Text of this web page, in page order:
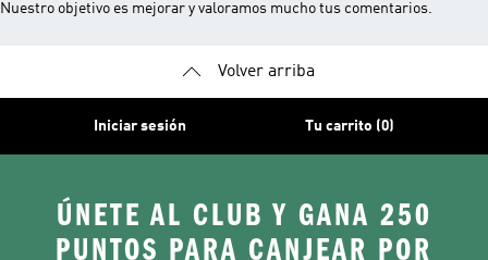
Nuestro objetivo es mejorar y valoramos mucho tus comentarios.
Volver arriba
Iniciar sesión Tu carrito (0)
ÚNETE AL CLUB Y GANA 250
PUNTOS PARA CANJEAR POR